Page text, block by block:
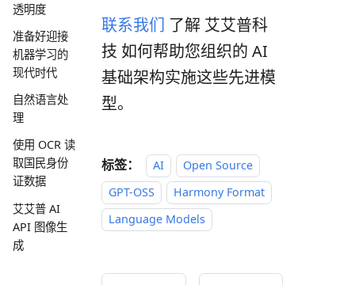
透明度
准备好迎接
机器学习的
现代时代
自然语言处
理
使用 OCR 读
取国民身份
证数据
艾艾普 AI
API 图像生
成
联系我们 了解 艾艾普科
技 如何帮助您组织的 AI
基础架构实施这些先进模
型。
标签： AI
Open Source
GPT-OSS
Harmony Format
Language Models